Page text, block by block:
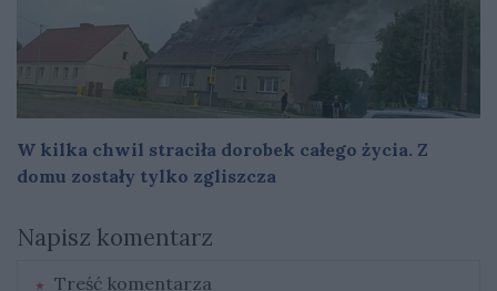
W kilka chwil straciła dorobek całego życia. Z
domu zostały tylko zgliszcza
Napisz komentarz
Treść komentarza